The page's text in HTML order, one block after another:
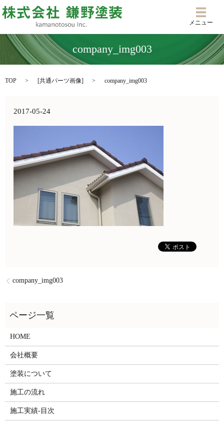
メニ
メニュー
company_img003
TOP [共通パーツ画像] company_img003
2017-05-24
company_img003
HOME
会社概要
塗装について
施工の流れ
施工実績-目次